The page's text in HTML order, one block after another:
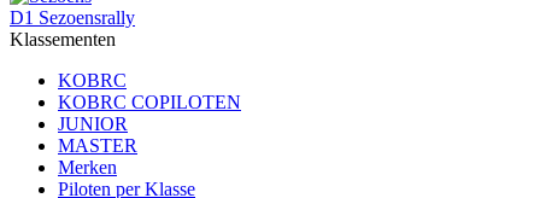
D1 Sezoensrally
Klassementen
KOBRC
KOBRC COPILOTEN
JUNIOR
MASTER
Merken
Piloten per Klasse